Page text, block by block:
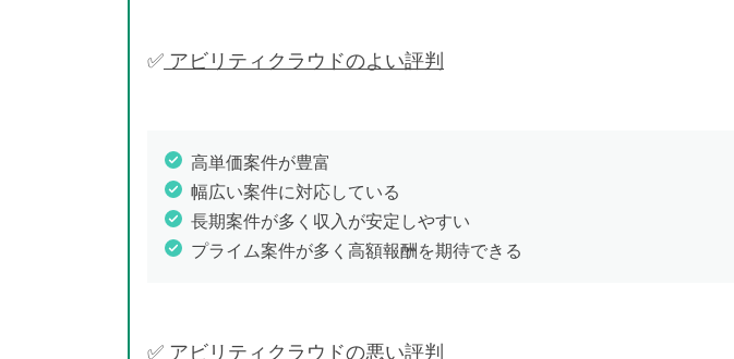
✅ アビリティクラウドのよい評判
高単価案件が豊富
幅広い案件に対応している
長期案件が多く収入が安定しやすい
プライム案件が多く高額報酬を期待できる
✅ アビリティクラウドの悪い評判